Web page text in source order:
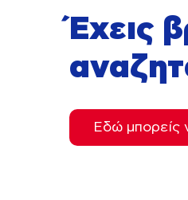
Έχεις
Εδώ μπορείς